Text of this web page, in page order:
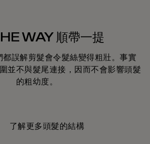
WAY 順帶一提
誤解剪髮會令髮絲變得粗壯。事實
並不與髮尾連接，因而不會影響頭髮
的粗幼度。
了解更多頭髮的結構